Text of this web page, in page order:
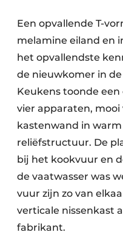
Een opvallende T-
melamine eiland en
het opvallendste
de nieuwkomer in
Keukens toonde
vier apparaten, mooi
kastenwand in
reliëfstructuur. De
bij het kookvuur en
de vaatwasser was
vuur zijn zo van
verticale nissenkast
fabrikant.